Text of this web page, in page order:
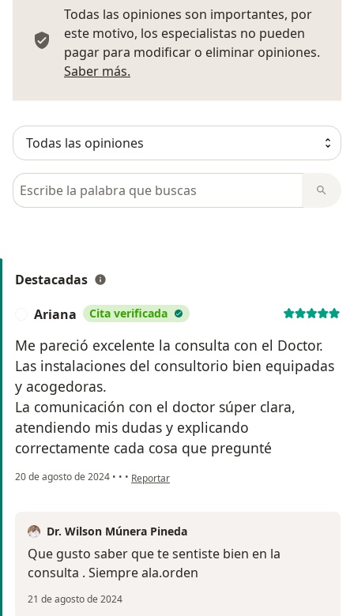
Todas las opiniones son importantes, por
este motivo, los especialistas no pueden
pagar para modificar o eliminar opiniones.
Saber más.
Busca en opiniones
Destacadas
Ariana Cita verificada
Me pareció excelente la consulta con el Doctor.
Las instalaciones del consultorio bien equipadas
y acogedoras.
La comunicación con el doctor súper clara,
atendiendo mis dudas y explicando
correctamente cada cosa que pregunté
20 de agosto de 2024 • • • en opinión del usuario Ariana
Reportar
Dr. Wilson Múnera Pineda
Que gusto saber que te sentiste bien en la
consulta . Siempre ala.orden
21 de agosto de 2024